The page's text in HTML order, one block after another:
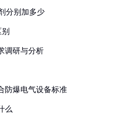
分别加多少
调研与分析
防爆电气设备标准
么